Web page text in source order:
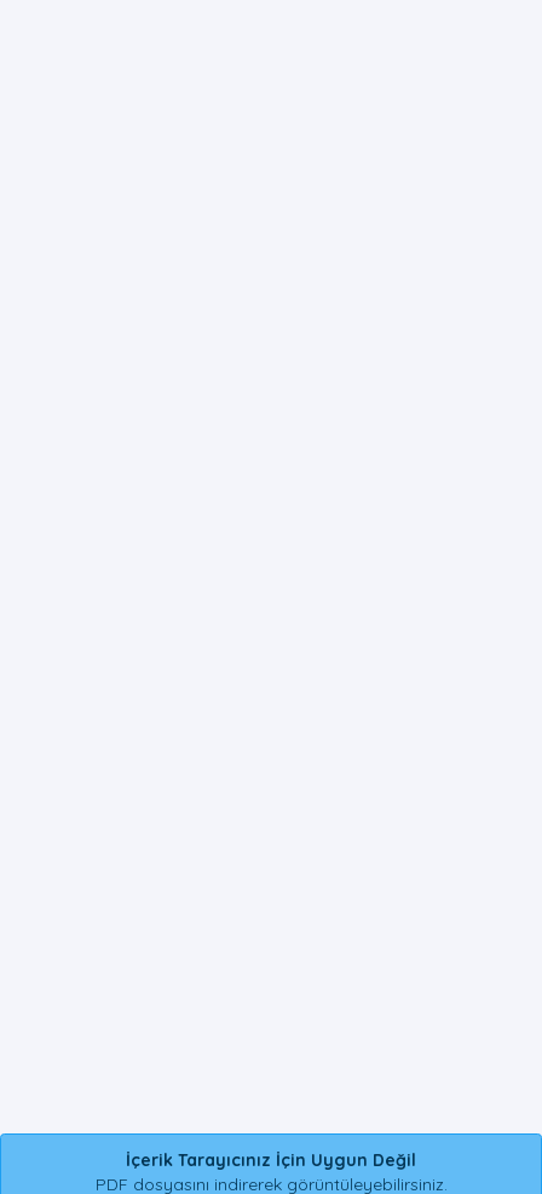
İçerik Tarayıcınız İçin Uygun Değil
PDF dosyasını indirerek görüntüleyebilirsiniz.